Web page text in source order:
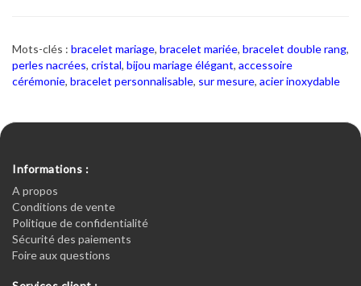
Mots-clés : bracelet mariage, bracelet mariée, bracelet double rang,
perles nacrées, cristal, bijou mariage élégant, accessoire
cérémonie, bracelet personnalisable, sur mesure, acier inoxydable
Informations :
A propos
Conditions de vente
Politique de confidentialité
Sécurité des paiements
Foire aux questions